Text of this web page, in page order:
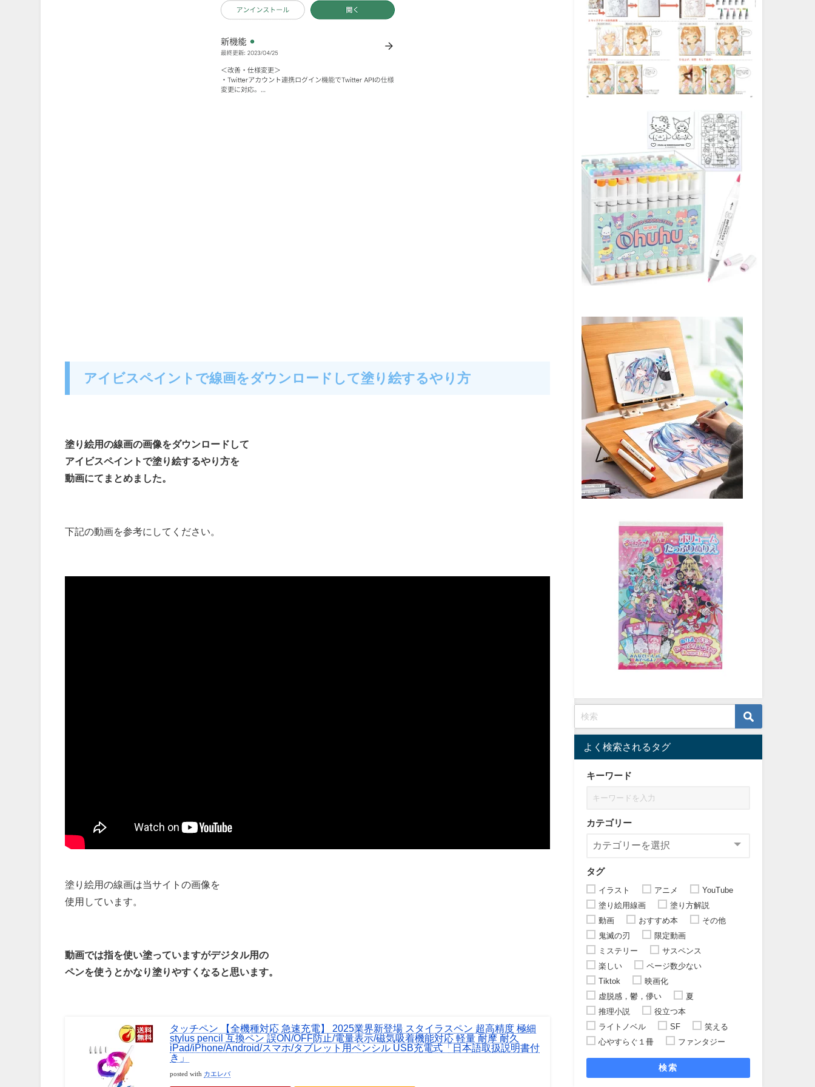
アイビスペイントで線画をダウンロードして塗り絵するやり方
塗り絵用の線画の画像をダウンロードして
アイビスペイントで塗り絵するやり方を
動画にてまとめました。
下記の動画を参考にしてください。
塗り絵用の線画は当サイトの画像を
使用しています。
動画では指を使い塗っていますがデジタル用の
ペンを使うとかなり塗りやすくなると思います。
タッチペン 【全機種対応 急速充電】 2025業界新登場 スタイラスペン 超高精度 極細
stylus pencil 互換ペン 誤ON/OFF防止/電量表示/磁気吸着機能対応 軽量 耐摩 耐久
iPad/iPhone/Android/スマホ/タブレット用ペンシル USB充電式「日本語取扱説明書付
き」
posted with カエレバ
よく検索されるタグ
キーワード
カテゴリー
タグ
イラスト アニメ
YouTube
塗り絵用線画
塗り方解説
動画
おすすめ本
その他
鬼滅の刃
限定動画
ミステリー
サスペンス
楽しい
ページ数少ない
Tiktok
映画化
虚脱感，鬱，儚い
夏
推理小説
役立つ本
ライトノベル
SF
笑える
心やすらぐ１冊
ファンタジー
検索